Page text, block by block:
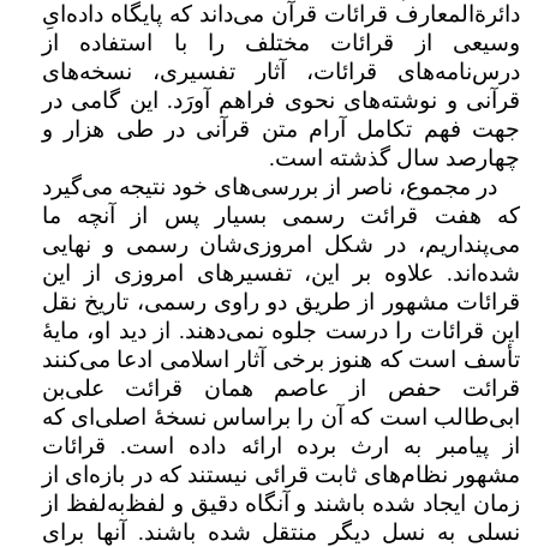
دائرة‌المعارف قرائات قرآن می‌داند که پایگاه داده‌ایِ
وسیعی از قرائات مختلف را با استفاده از
درس‌نامه‌های قرائات، آثار تفسیری، نسخه‌های
قرآنی و نوشته‌های نحوی فراهم ‌آورَد. این گامی در
جهت فهم تکامل آرام متن قرآنی در طی هزار و
چهارصد سال گذشته است.
در مجموع، ناصر از بررسی‌های خود نتیجه می‌گیرد
که هفت قرائت رسمی بسیار پس از آنچه ما
می‌پنداریم، در شکل امروزی‌شان رسمی و نهایی
شده‌اند. علاوه بر این، تفسیرهای امروزی از این
قرائات مشهور از طریق دو راوی رسمی، تاریخ نقل
این قرائات را درست جلوه نمی‌دهند. از دید او، مایۀ
تأسف است که هنوز برخی آثار اسلامی ادعا می‌کنند
قرائت حفص از عاصم همان قرائت علی‌بن
ابی‌طالب است که آن را براساس نسخۀ اصلی‌ای که
از پیامبر به ارث برده ارائه داده است. قرائات
مشهور نظام‌های ثابت قرائی نیستند که در بازه‌ای از
زمان ایجاد شده باشند و آنگاه دقیق و لفظ‌به‌لفظ از
نسلی به نسل دیگر منتقل شده باشند. آنها برای